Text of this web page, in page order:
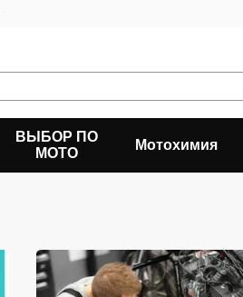
ВЫБОР ПО
МОТО
Мотохимия